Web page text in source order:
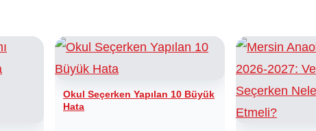
Okul Seçerken Yapılan 10 Büyük
Hata